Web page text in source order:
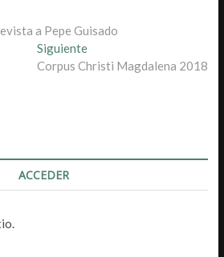
a Pepe Guisado
SiguienteEntrada
siguiente:
Corpus Christi Magdalena 2018
ACCEDER